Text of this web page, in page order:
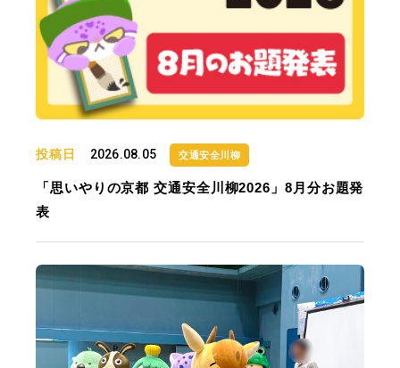
投稿日 2026.08.05 交通安全川柳
「思いやりの京都 交通安全川柳2026」8月分お題発
表